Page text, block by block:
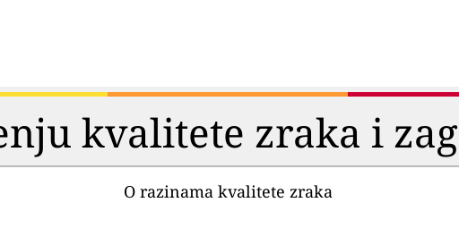
kvalitete zraka i
O razinama kvalitete zraka